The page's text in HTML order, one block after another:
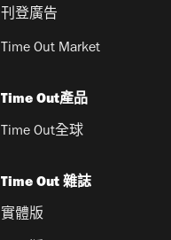
刊登廣告
Time Out Market
Time Out產品
Time Out全球
Time Out 雜誌
實體版